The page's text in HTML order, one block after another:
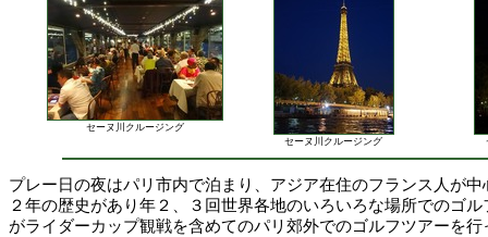
セーヌ川クルージング
セーヌ川クルージング
プレー日の夜はパリ市内で泊まり、アジア在住のフランス人が
２年の歴史があり年２、３回世界各地のいろいろな場所でのゴ
がライダーカップ観戦を含めてのパリ郊外でのゴルフツアーを